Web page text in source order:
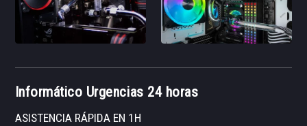
Informático Urgencias 24 horas
ASISTENCIA RÁPIDA EN 1H